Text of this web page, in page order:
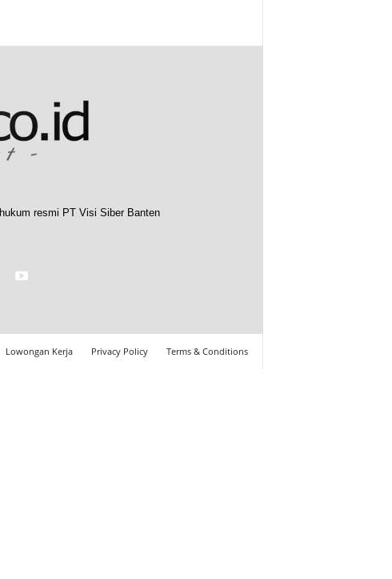
resmi PT Visi Siber Banten
Lowongan Kerja Privacy Policy Terms & Conditions